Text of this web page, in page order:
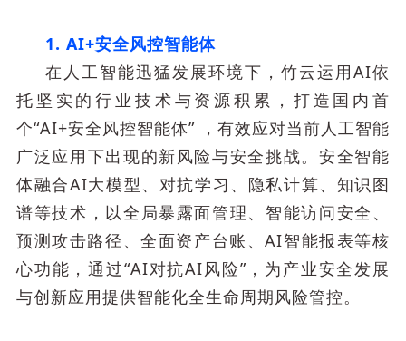
1. AI+安全风控智能体
在人工智能迅猛发展环境下，竹云运用AI依
托坚实的行业技术与资源积累，打造国内首
个“AI+安全风控智能体” ，有效应对当前人工智能
广泛应用下出现的新风险与安全挑战。安全智能
体融合AI大模型、对抗学习、隐私计算、知识图
谱等技术，以全局暴露面管理、智能访问安全、
预测攻击路径、全面资产台账、AI智能报表等核
心功能，通过“AI对抗AI风险”，为产业安全发展
与创新应用提供智能化全生命周期风险管控。